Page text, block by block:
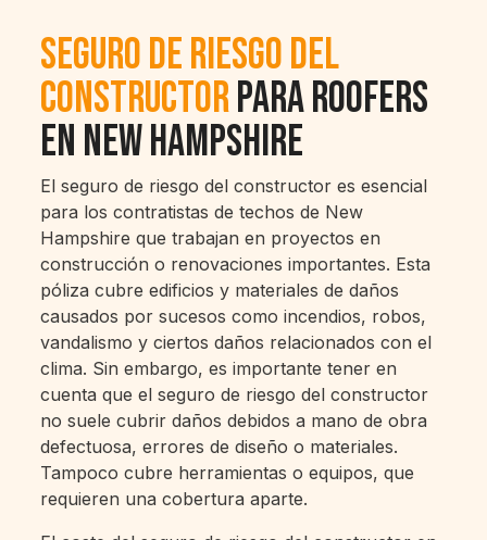
Seguro de Riesgo del
ConstructorPara Roofers
en New Hampshire
El seguro de riesgo del constructor es esencial
para los contratistas de techos de New
Hampshire que trabajan en proyectos en
construcción o renovaciones importantes. Esta
póliza cubre edificios y materiales de daños
causados por sucesos como incendios, robos,
vandalismo y ciertos daños relacionados con el
clima. Sin embargo, es importante tener en
cuenta que el seguro de riesgo del constructor
no suele cubrir daños debidos a mano de obra
defectuosa, errores de diseño o materiales.
Tampoco cubre herramientas o equipos, que
requieren una cobertura aparte.